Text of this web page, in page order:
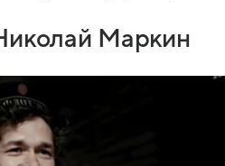
Маркин